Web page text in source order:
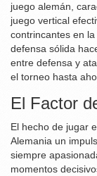
juego alemán,
juego vertical
contrincantes en
defensa sólida
entre defensa y
el torneo hasta
El Factor
El hecho de jugar
Alemania un
siempre
momentos